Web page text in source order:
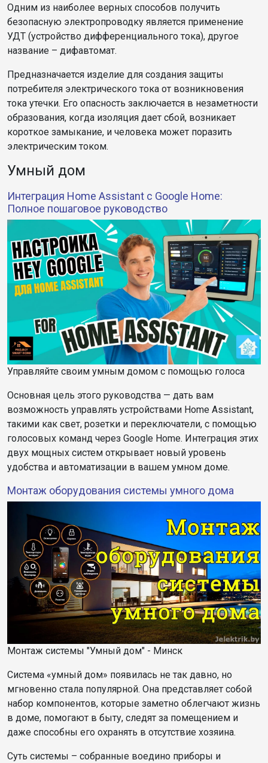
Одним из наиболее верных способов получить
безопасную электропроводку является применение
УДТ (устройство дифференциального тока), другое
название – дифавтомат.
Предназначается изделие для создания защиты
потребителя электрического тока от возникновения
тока утечки. Его опасность заключается в незаметности
образования, когда изоляция дает сбой, возникает
короткое замыкание, и человека может поразить
электрическим током.
Умный дом
Интеграция Home Assistant с Google Home:
Полное пошаговое руководство
Управляйте своим умным домом с помощью голоса
Основная цель этого руководства — дать вам
возможность управлять устройствами Home Assistant,
такими как свет, розетки и переключатели, с помощью
голосовых команд через Google Home. Интеграция этих
двух мощных систем открывает новый уровень
удобства и автоматизации в вашем умном доме.
Монтаж оборудования системы умного дома
Монтаж системы "Умный дом" - Минск
Система «умный дом» появилась не так давно, но
мгновенно стала популярной. Она представляет собой
набор компонентов, которые заметно облегчают жизнь
в доме, помогают в быту, следят за помещением и
даже способны его охранять в отсутствие хозяина.
Суть системы – собранные воедино приборы и